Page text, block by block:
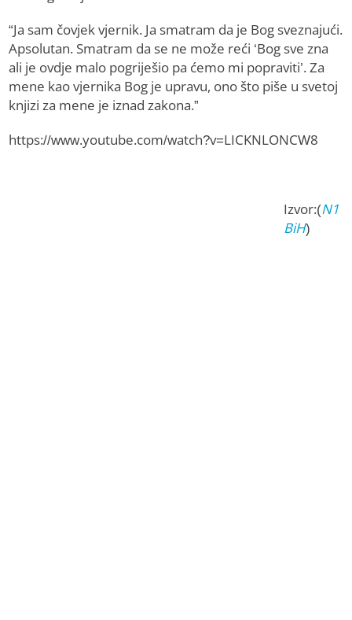
“Ja sam čovjek vjernik. Ja smatram da je Bog sveznajući.
Apsolutan. Smatram da se ne može reći ‘Bog sve zna
ali je ovdje malo pogriješio pa ćemo mi popraviti’. Za
mene kao vjernika Bog je upravu, ono što piše u svetoj
knjizi za mene je iznad zakona.”
https://www.youtube.com/watch?v=LICKNLONCW8
Izvor:(N1
BiH)